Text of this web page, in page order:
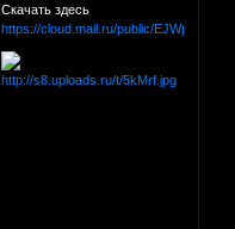
Скачать здесь
https://cloud.mail.ru/public/EJWp/